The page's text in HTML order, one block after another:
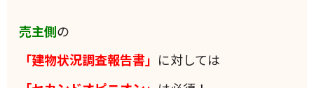
売主側の
「建物状況調査報告書」 に対しては